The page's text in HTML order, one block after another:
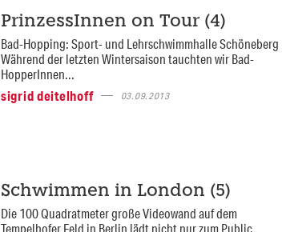
PrinzessInnen on Tour (4)
Bad-Hopping: Sport- und Lehrschwimmhalle Schöneberg
Während der letzten Wintersaison tauchten wir Bad-
HopperInnen...
sigrid deitelhoff
03.09.2013
Schwimmen in London (5)
Die 100 Quadratmeter große Videowand auf dem